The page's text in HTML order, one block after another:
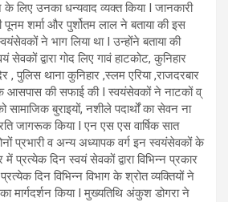
लिए उनका धन्यवाद व्यक्त किया I जानकारी
शर्मा और पुर्शोतम लाल ने बताया की इस
ने भाग लिया था I उन्होंने बताया की
द्वारा गोद लिए गावं हाटकोट, कुनिहार
, पुलिस थाना कुनिहार ,स्लम एरिया ,राजदरबार
आसपास की सफाई की I स्वयंसेवकों ने नाटकों व्
सामाजिक बुराइयों, नशीले पदार्थों का सेवन ना
जागरूक किया I एन एस एस वार्षिक सात
प्रभारी व अन्य अध्यापक वर्ग इन स्वयंसेवकों के
प्रत्येक दिन स्वयं सेवकों द्वारा विभिन्न प्रकार
दिन विभिन्न विभाग के श्रोत व्यक्तियों ने
किया I मुख्यतिथि अंकुश डोगरा ने